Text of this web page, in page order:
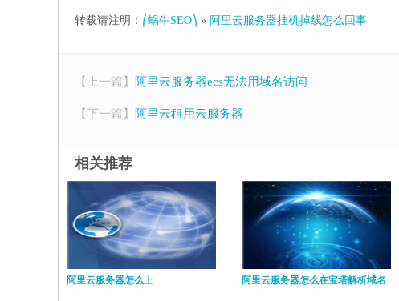
转载请注明： ⎛蜗牛SEO⎞ » 阿里云服务器挂机掉线怎么回事
【上一篇】 阿里云服务器ecs无法用域名访问
【下一篇】 阿里云租用云服务器
相关推荐
阿里云服务器怎么上 阿里云服务器怎么在宝塔解析域名